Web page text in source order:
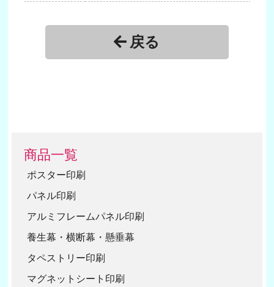
戻る
商品一覧
ポスター印刷
パネル印刷
アルミフレームパネル印刷
養生幕・横断幕・懸垂幕
タペストリー印刷
マグネットシート印刷